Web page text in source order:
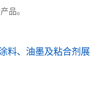
品。
料、油墨及粘合剂展